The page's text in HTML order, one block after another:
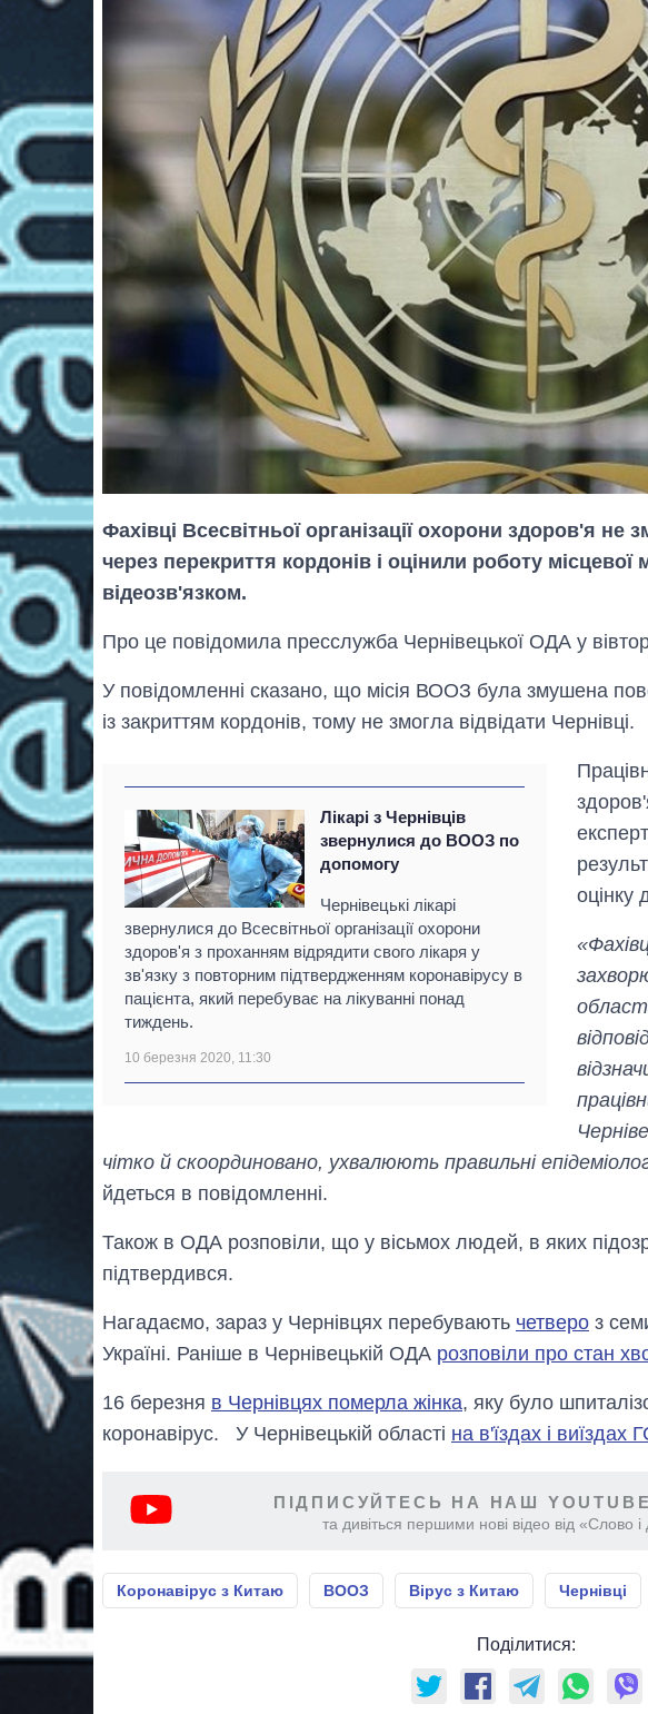
Фахівці Всесвітньої організації охорони здоров'я не
через перекриття кордонів і оцінили роботу
відеозв'язком.
Про це повідомила пресслужба Чернівецької ОДА у
У повідомленні сказано, що місія ВООЗ була змушена
із закриттям кордонів, тому не змогла відвідати Чернівці.
Лікарі з Чернівців
звернулися до ВООЗ по
допомогу
Чернівецькі лікарі
звернулися до Всесвітньої організації охорони
здоров'я з проханням відрядити свого лікаря у
зв'язку з повторним підтвердженням коронавірусу в
пацієнта, який перебуває на лікуванні понад
тиждень.
10 березня 2020, 11:30
оцінку
чітко й скоординовано, ухвалюють правильні
йдеться в повідомленні.
Також в ОДА розповіли, що у вісьмох людей, в яких
підтвердився.
Нагадаємо, зараз у Чернівцях перебувають четверо з
Україні. Раніше в Чернівецькій ОДА розповіли про стан
16 березня в Чернівцях померла жінка, яку було
коронавірус. У Чернівецькій області на в'їздах і
ПІДПИСУЙТЕСЬ НА НАШ
та дивіться першими нові відео від «Слово і
Коронавірус з Китаю ВООЗ Вірус з Китаю Чернівці
Поділитися: